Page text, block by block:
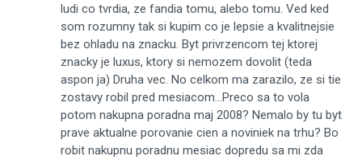
ludi co tvrdia, ze fandia tomu, alebo tomu. Ved ked
som rozumny tak si kupim co je lepsie a kvalitnejsie
bez ohladu na znacku. Byt privrzencom tej ktorej
znacky je luxus, ktory si nemozem dovolit (teda
aspon ja) Druha vec. No celkom ma zarazilo, ze si tie
zostavy robil pred mesiacom...Preco sa to vola
potom nakupna poradna maj 2008? Nemalo by tu byt
prave aktualne porovanie cien a noviniek na trhu? Bo
robit nakupnu poradnu mesiac dopredu sa mi zda